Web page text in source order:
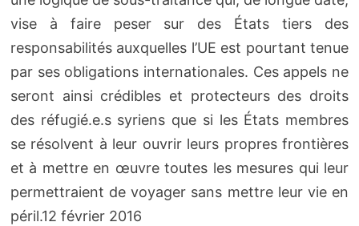
vise à faire peser sur des États tiers des
responsabilités auxquelles l’UE est pourtant tenue
par ses obligations internationales. Ces appels ne
seront ainsi crédibles et protecteurs des droits
des réfugié.e.s syriens que si les États membres
se résolvent à leur ouvrir leurs propres frontières
et à mettre en œuvre toutes les mesures qui leur
permettraient de voyager sans mettre leur vie en
péril.12 février 2016